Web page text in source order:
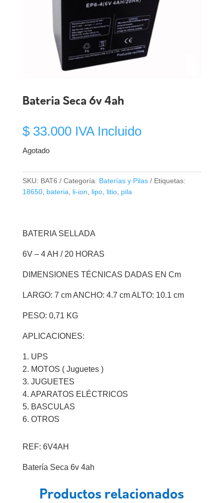
Bateria Seca 6v 4ah
$33.000 IVA Incluido
Agotado
SKU: BAT6 Categoría: Baterías y Pilas
Etiquetas:
18650, bateria li-ion lipo, litio, pila
BATERIA SELLADA
6V – 4 AH / 20 HORAS
DIMENSIONES TÉCNICAS DADAS EN Cm
LARGO: 7 cm ANCHO: 4.7 cm ALTO: 10.1 cm
PESO: 0,71 KG
APLICACIONES:
1. UPS
2. MOTOS ( Juguetes )
3. JUGUETES
4. APARATOS ELÉCTRICOS
5. BASCULAS
6. OTROS
REF: 6V4AH
Batería Seca 6v 4ah
Productos relacionados